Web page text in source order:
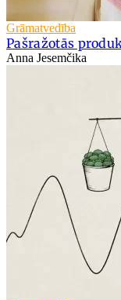
Grāmatvedība
Pašražotās
Anna Jesemčika